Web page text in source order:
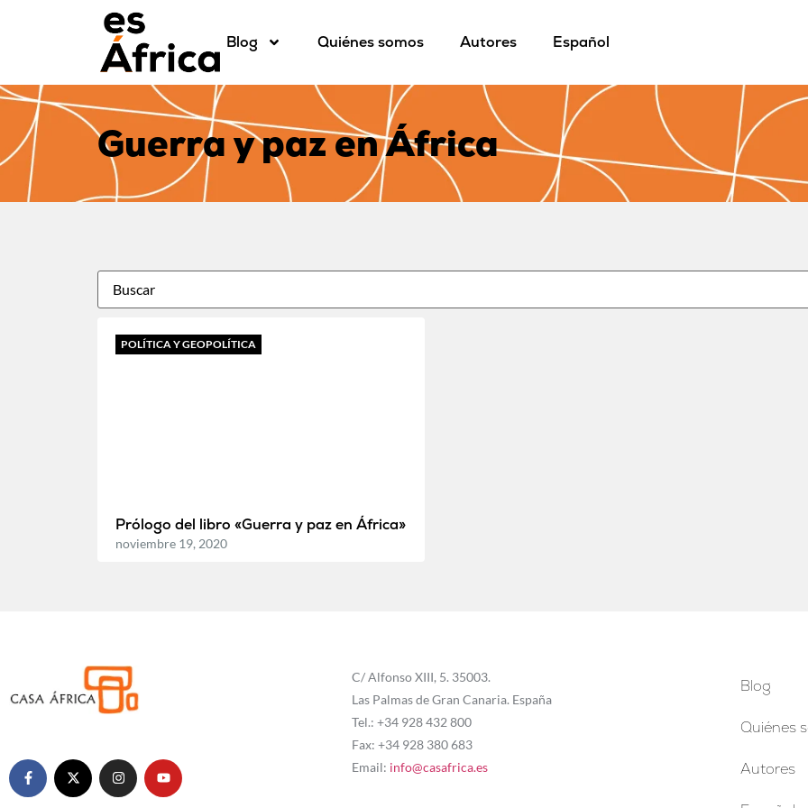
Blog Quiénes somos Autores Español
Guerra y paz en África
POLÍTICA Y GEOPOLÍTICA
Prólogo del libro «Guerra y paz en África»
noviembre 19, 2020
C/ Alfonso XIII, 5. 35003.
Las Palmas de Gran Canaria. España
Tel.: +34 928 432 800
Fax: +34 928 380 683
Email: info@casafrica.es
Blog
Quiénes
Autores